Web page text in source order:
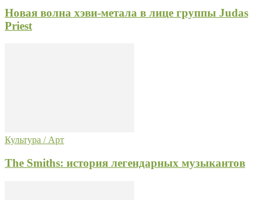
Новая волна хэви-метала в лице группы Judas
Priest
Культура / Арт
The Smiths: история легендарных музыкантов